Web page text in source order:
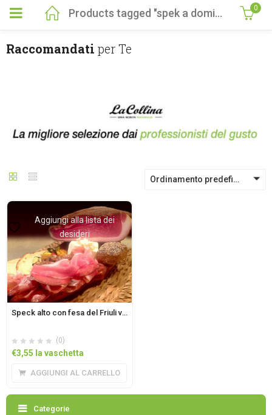
Products tagged "spek a domicilio" 0
Raccomandati per Te
Ordinamento predefinito
Aggiungi alla lista dei
desideri
Speck alto con fesa del Friuli vaschetta 100gr
(0)
€3,55 la vaschetta
AGGIUNGI AL CARRELLO
Categorie